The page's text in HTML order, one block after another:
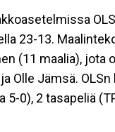
23-13.
(11 maalia), jota
Olle Jämsä.
5-0), 2 tasapeliä